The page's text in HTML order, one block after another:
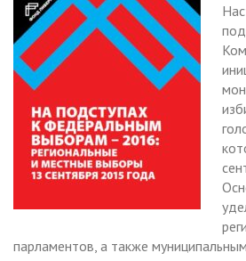
парламентов, а также